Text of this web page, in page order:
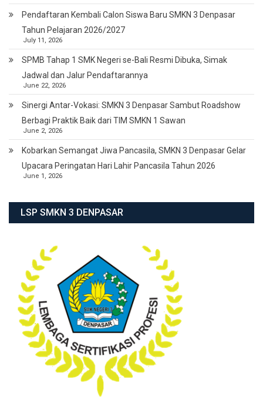
Pendaftaran Kembali Calon Siswa Baru SMKN 3 Denpasar
Tahun Pelajaran 2026/2027
July 11, 2026
SPMB Tahap 1 SMK Negeri se-Bali Resmi Dibuka, Simak
Jadwal dan Jalur Pendaftarannya
June 22, 2026
Sinergi Antar-Vokasi: SMKN 3 Denpasar Sambut Roadshow
Berbagi Praktik Baik dari TIM SMKN 1 Sawan
June 2, 2026
Kobarkan Semangat Jiwa Pancasila, SMKN 3 Denpasar Gelar
Upacara Peringatan Hari Lahir Pancasila Tahun 2026
June 1, 2026
LSP SMKN 3 DENPASAR